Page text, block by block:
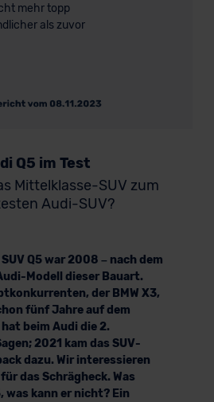
mehr topp
als zuvor
Q5 im Test
Mittelklasse-SUV zum
Audi-SUV?
Q5 war 2008 – nach dem
Modell dieser Bauart.
der BMW X3,
fünf Jahre auf dem
beim Audi die 2.
2021 kam das SUV-
dazu. Wir interessieren
das Schrägheck. Was
was kann er nicht? Ein